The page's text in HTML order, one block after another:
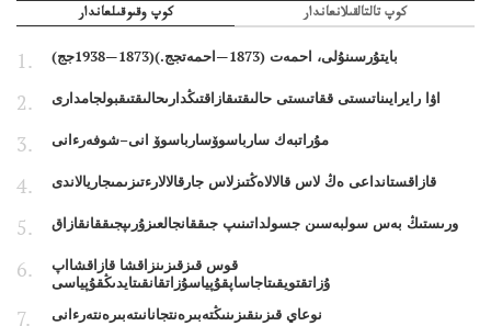
كوپ وقىوقىلعاندار كوپ تالتالقىلانعاندار
بايتۇرسىنۇلى، احمەت (1873—احمەتجج.)(1873—1938جج)
اۋا رايرايىناتىستى ققاتىستى حالىقتىقازاقتىڭدارىحالىقتىقبولجامدارى
مۇراتبەك سارباسوۆسارباسوۆ انى–شوفەرءانى
قازاقستانداعى ەڭ لاس قالالاەڭتىزلاس جارقالالارءتىزىمىجاريالاندى
ورىستىڭ بەس سولبەسىن جسولداتىنىپ جىققانجالعىزۇرىپجىققانقازاق
قوس قىزقىزىنزاقشا قازاقشااپ
ۇزاتقتويقىتاجاساپقۇپياسۇزاتقانقىتايدىڭقۇپياسى
نوعاي قىزىنقىزىنىڭتەبىرەنتجانانىتەبىرەنتەرءانى